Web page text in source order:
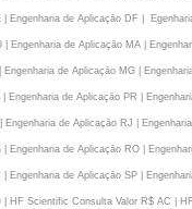
Engenharia de Aplicaçāo DF |
| Engenharia de Aplicaçāo MA |
de Aplicaçāo MG |
Engenharia de Aplicaçāo PR |
Engenharia de Aplicaçāo RJ |
Engenharia de Aplicaçāo RO |
Engenharia de Aplicaçāo SP |
| HF Scientific Consulta Valor R$ AC |